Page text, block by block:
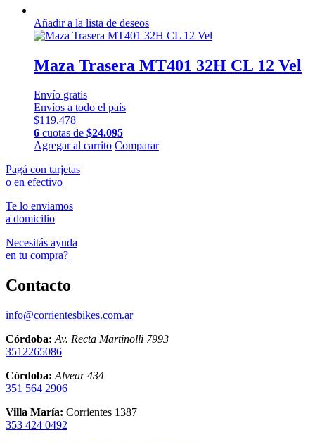
Añadir a la lista de deseos
Maza Trasera MT401 32H CL 12 Vel
Envío gratis
Envíos a todo el país
$119.478
6 cuotas de $24.095
Agregar al carrito Comparar
Pagá con tarjetas
o en efectivo
Te lo enviamos
a domicilio
Necesitás ayuda
en tu compra?
Contacto
info@corrientesbikes.com.ar
Córdoba: Av. Recta Martinolli 7993
3512265086
Córdoba: Alvear 434
351 564 2906
Villa María: Corrientes 1387
353 424 0492